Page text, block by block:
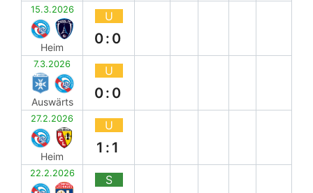
15.3.2026
Heim
U
0:0
7.3.2026
Auswärts
U
0:0
27.2.2026
Heim
U
1:1
22.2.2026 S